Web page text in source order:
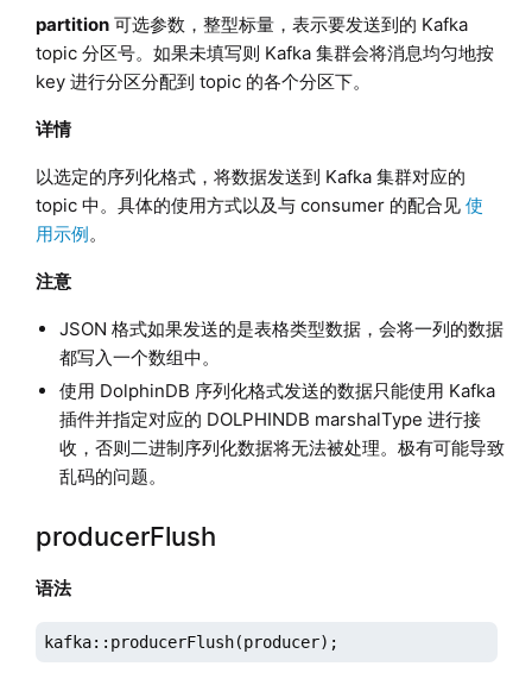
partition可选参数，整型标量，表示要发送到的 Kafka
topic 分区号。如果未填写则 Kafka 集群会将消息均匀地按
key 进行分区分配到 topic 的各个分区下。
详情
以选定的序列化格式，将数据发送到 Kafka 集群对应的
topic 中。具体的使用方式以及与 consumer 的配合见 使
用示例。
注意
JSON 格式如果发送的是表格类型数据，会将一列的数据
都写入一个数组中。
使用 DolphinDB 序列化格式发送的数据只能使用 Kafka
插件并指定对应的 DOLPHINDB marshalType 进行接
收，否则二进制序列化数据将无法被处理。极有可能导致
乱码的问题。
producerFlush
语法
kafka::producerFlush(producer);